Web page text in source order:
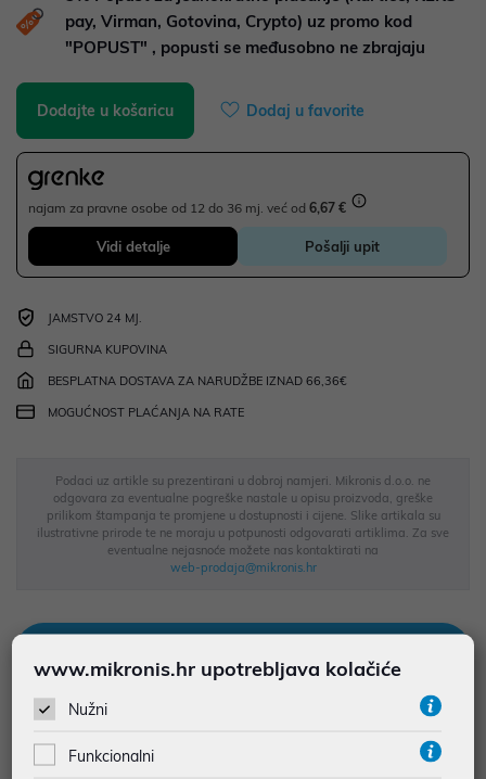
pay, Virman, Gotovina, Crypto) uz promo kod
"POPUST" , popusti se međusobno ne zbrajaju
Dodajte u košaricu Dodaj u favorite
najam za pravne osobe od 12 do 36 mj. već od 6,67 €
Vidi detalje Pošalji upit
JAMSTVO 24 MJ.
SIGURNA KUPOVINA
BESPLATNA DOSTAVA ZA NARUDŽBE IZNAD 66,36€
MOGUĆNOST PLAĆANJA NA RATE
Podaci uz artikle su prezentirani u dobroj namjeri. Mikronis d.o.o. ne
odgovara za eventualne pogreške nastale u opisu proizvoda, greške
prilikom štampanja te promjene u dostupnosti i cijene. Slike artikala su
ilustrativne prirode te ne moraju u potpunosti odgovarati artiklima. Za sve
eventualne nejasnoće možete nas kontaktirati na
web-prodaja@mikronis.hr
Sušilo za kosu serije 8000 s tehnologijom ThermoShield
Advanced Naše najbrže sušilo za kosu Predstavljamo sušilo za
kosu serije 8000 tvrtke Philips. Naše najkompaktnije sušilo za
www.mikronis.hr upotrebljava kolačiće
Nužni
Funkcionalni